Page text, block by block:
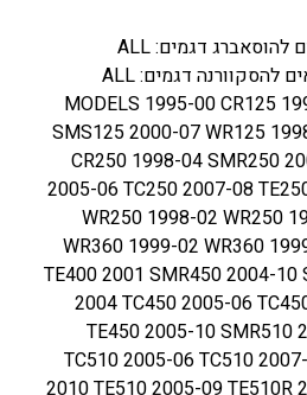
ידית מצמד (קלאץ) מתאים להוסאברג דגמים: ALL
MODELS 1989-97 מתאים להסקוורנה דגמים: ALL
MODELS 1995-00 CR125
SMS125 2000-07 WR125
CR250 1998-04 SMR250
2005-06 TC250 2007-08
WR250 1998-02 WR250
WR360 1999-02 WR360
TE400 2001 SMR450 2004-10
2004 TC450 2005-06
TE450 2005-10 SMR510
TC510 2005-06 TC510
2010 TE510 2005-09 TE510R